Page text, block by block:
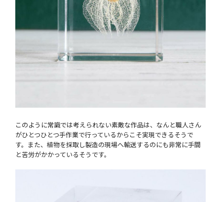
このように常識では考えられない素敵な作品は、なんと職人さん
がひとつひとつ手作業で行っているからこそ実現できるそうで
す。また、植物を採取し製造の現場へ輸送するのにも非常に手間
と苦労がかかっているそうです。